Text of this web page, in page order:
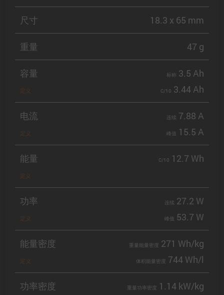
尺寸 18.3 x 65 mm
重量 47 g
容量
定义
标称 3.5 Ah
C/10 3.44 Ah
电流
定义
连续 7.88 A
峰值 15.5 A
能量
定义
C/10 12.7 Wh
功率
定义
连续 27.2 W
峰值 53.7 W
能量密度
定义
重量能量密度 271 Wh/kg
体积能量密度 744 Wh/l
功率密度 重量功率密度 1.14 kW/kg